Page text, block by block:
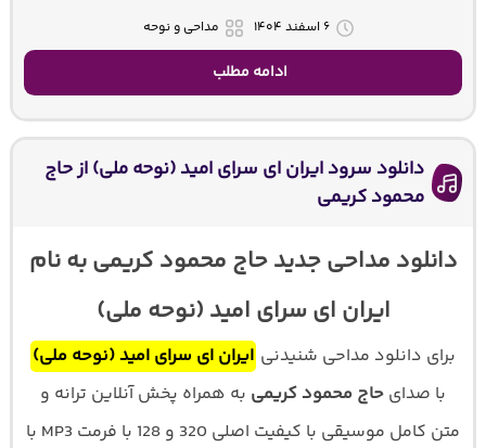
۶ اسفند ۱۴۰۴ مداحی و نوحه
ادامه مطلب
دانلود سرود ایران ای سرای امید (نوحه ملی) از حاج
محمود کریمی
دانلود مداحی جدید حاج محمود کریمی به نام
ایران ای سرای امید (نوحه ملی)
برای دانلود مداحی شنیدنی ایران ای سرای امید (نوحه ملی)
با صدای حاج محمود کریمی به همراه پخش آنلاین ترانه و
متن کامل موسیقی با کیفیت اصلی 320 و 128 با فرمت MP3 با